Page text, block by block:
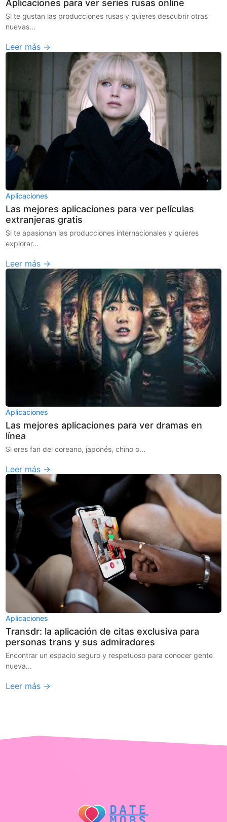
Aplicaciones para ver series rusas online
Si te gustan las producciones rusas y quieres descubrir otras
nuevas...
Leer más →
Aplicaciones
Las mejores aplicaciones para ver películas
extranjeras gratis
Si te apasionan las producciones internacionales y quieres
explorar...
Leer más →
Aplicaciones
Las mejores aplicaciones para ver dramas en
línea
Si eres fan del coreano, japonés, chino o...
Leer más →
Aplicaciones
Transdr: la aplicación de citas exclusiva para
personas trans y sus admiradores
Encontrar un espacio seguro y respetuoso para conocer gente
nueva...
Leer más →